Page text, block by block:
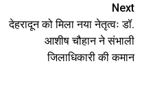
Next
देहरादून को मिला नया नेतृत्वः डॉ.
आशीष चौहान ने संभाली
जिलाधिकारी की कमान